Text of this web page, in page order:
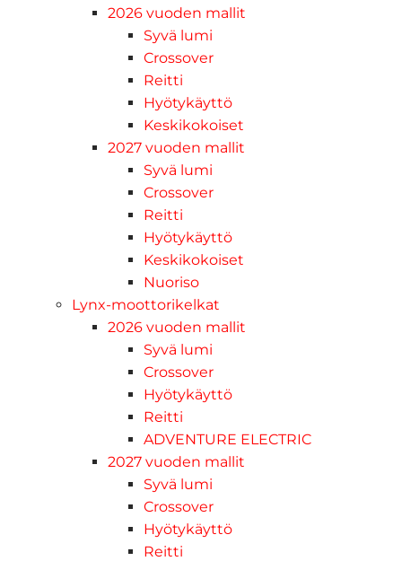
2026 vuoden mallit
Syvä lumi
Crossover
Reitti
Hyötykäyttö
Keskikokoiset
2027 vuoden mallit
Syvä lumi
Crossover
Reitti
Hyötykäyttö
Keskikokoiset
Nuoriso
Lynx-moottorikelkat
2026 vuoden mallit
Syvä lumi
Crossover
Hyötykäyttö
Reitti
ADVENTURE ELECTRIC
2027 vuoden mallit
Syvä lumi
Crossover
Hyötykäyttö
Reitti